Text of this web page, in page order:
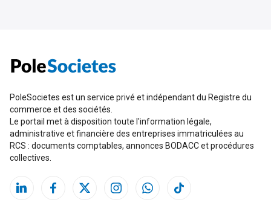
PoleSocietes est un service privé et indépendant du Registre du
commerce et des sociétés.
Le portail met à disposition toute l'information légale,
administrative et financière des entreprises immatriculées au
RCS : documents comptables, annonces BODACC et procédures
collectives.